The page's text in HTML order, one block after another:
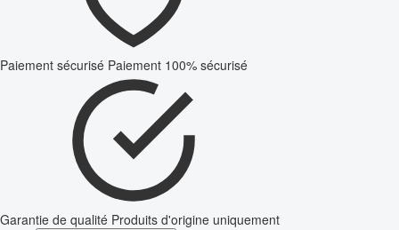
Paiement sécurisé Paiement 100% sécurisé
Garantie de qualité Produits d'origine uniquement